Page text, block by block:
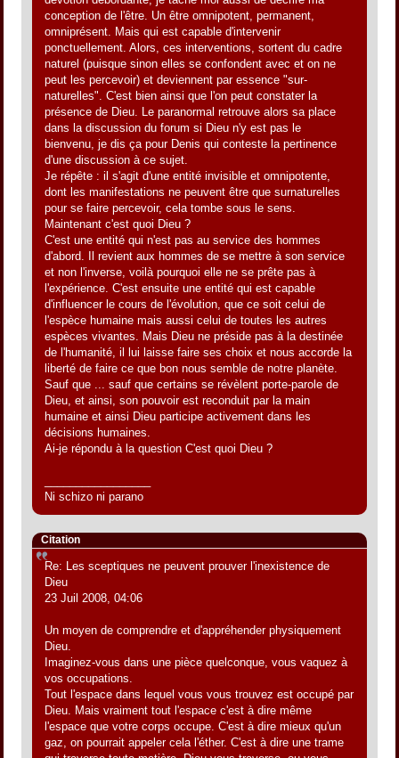
conception de l'être. Un être omnipotent, permanent,
omniprésent. Mais qui est capable d'intervenir
ponctuellement. Alors, ces interventions, sortent du cadre
naturel (puisque sinon elles se confondent avec et on ne
peut les percevoir) et deviennent par essence "sur-
naturelles". C'est bien ainsi que l'on peut constater la
présence de Dieu. Le paranormal retrouve alors sa place
dans la discussion du forum si Dieu n'y est pas le
bienvenu, je dis ça pour Denis qui conteste la pertinence
d'une discussion à ce sujet.
Je répête : il s'agit d'une entité invisible et omnipotente,
dont les manifestations ne peuvent être que surnaturelles
pour se faire percevoir, cela tombe sous le sens.
Maintenant c'est quoi Dieu ?
C'est une entité qui n'est pas au service des hommes
d'abord. Il revient aux hommes de se mettre à son service
et non l'inverse, voilà pourquoi elle ne se prête pas à
l'expérience. C'est ensuite une entité qui est capable
d'influencer le cours de l'évolution, que ce soit celui de
l'espèce humaine mais aussi celui de toutes les autres
espèces vivantes. Mais Dieu ne préside pas à la destinée
de l'humanité, il lui laisse faire ses choix et nous accorde la
liberté de faire ce que bon nous semble de notre planète.
Sauf que ... sauf que certains se révèlent porte-parole de
Dieu, et ainsi, son pouvoir est reconduit par la main
humaine et ainsi Dieu participe activement dans les
décisions humaines.
Ai-je répondu à la question C'est quoi Dieu ?
Ni schizo ni parano
Citation
Re: Les sceptiques ne peuvent prouver l'inexistence de
Dieu
23 Juil 2008, 04:06
Un moyen de comprendre et d'appréhender physiquement
Dieu.
Imaginez-vous dans une pièce quelconque, vous vaquez à
vos occupations.
Tout l'espace dans lequel vous vous trouvez est occupé par
Dieu. Mais vraiment tout l'espace c'est à dire même
l'espace que votre corps occupe. C'est à dire mieux qu'un
gaz, on pourrait appeler cela l'éther. C'est à dire une trame